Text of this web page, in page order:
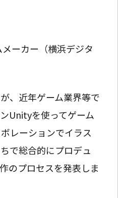
ーカー（横浜デジタ
、近年ゲーム業界等で
Unityを使ってゲーム
レーションでイラス
で総合的にプロデュ
のプロセスを発表しま